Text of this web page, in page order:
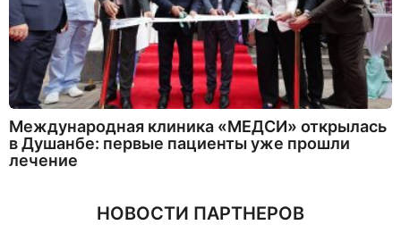
Международная клиника «МЕДСИ» открылась
в Душанбе: первые пациенты уже прошли
лечение
НОВОСТИ ПАРТНЕРОВ